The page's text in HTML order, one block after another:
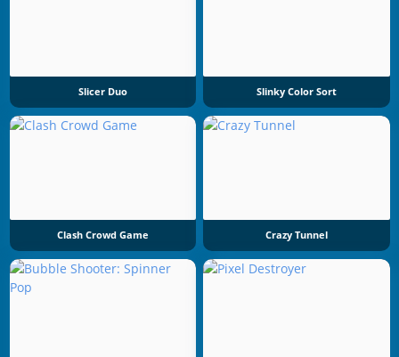
Slicer Duo Slinky Color Sort
Clash Crowd Game Crazy Tunnel